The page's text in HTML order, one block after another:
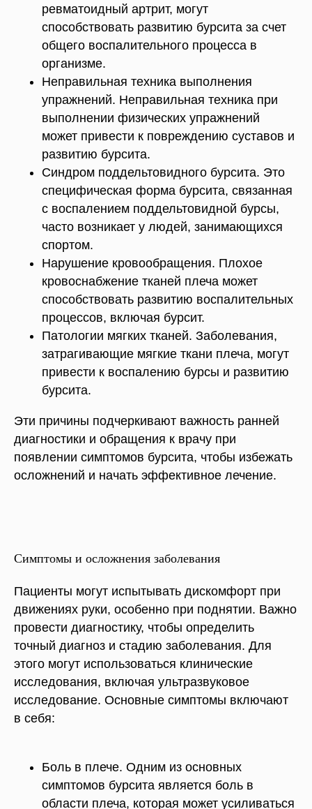
ревматоидный артрит, могут
способствовать развитию бурсита за счет
общего воспалительного процесса в
организме.
Неправильная техника выполнения
упражнений. Неправильная техника при
выполнении физических упражнений
может привести к повреждению суставов и
развитию бурсита.
Синдром поддельтовидного бурсита. Это
специфическая форма бурсита, связанная
с воспалением поддельтовидной бурсы,
часто возникает у людей, занимающихся
спортом.
Нарушение кровообращения. Плохое
кровоснабжение тканей плеча может
способствовать развитию воспалительных
процессов, включая бурсит.
Патологии мягких тканей. Заболевания,
затрагивающие мягкие ткани плеча, могут
привести к воспалению бурсы и развитию
бурсита.
Эти причины подчеркивают важность ранней
диагностики и обращения к врачу при
появлении симптомов бурсита, чтобы избежать
осложнений и начать эффективное лечение.
Симптомы и осложнения заболевания
Пациенты могут испытывать дискомфорт при
движениях руки, особенно при поднятии. Важно
провести диагностику, чтобы определить
точный диагноз и стадию заболевания. Для
этого могут использоваться клинические
исследования, включая ультразвуковое
исследование. Основные симптомы включают
в себя:
Боль в плече. Одним из основных
симптомов бурсита является боль в
области плеча, которая может усиливаться